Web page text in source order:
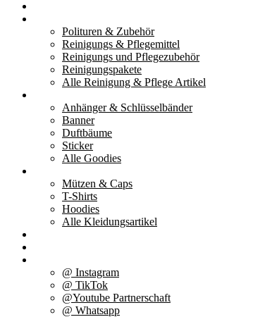
Polituren & Zubehör
Reinigungs & Pflegemittel
Reinigungs und Pflegezubehör
Reinigungspakete
Alle Reinigung & Pflege Artikel
Anhänger & Schlüsselbänder
Banner
Duftbäume
Sticker
Alle Goodies
Mützen & Caps
T-Shirts
Hoodies
Alle Kleidungsartikel
@ Instagram
@ TikTok
@Youtube Partnerschaft
@ Whatsapp